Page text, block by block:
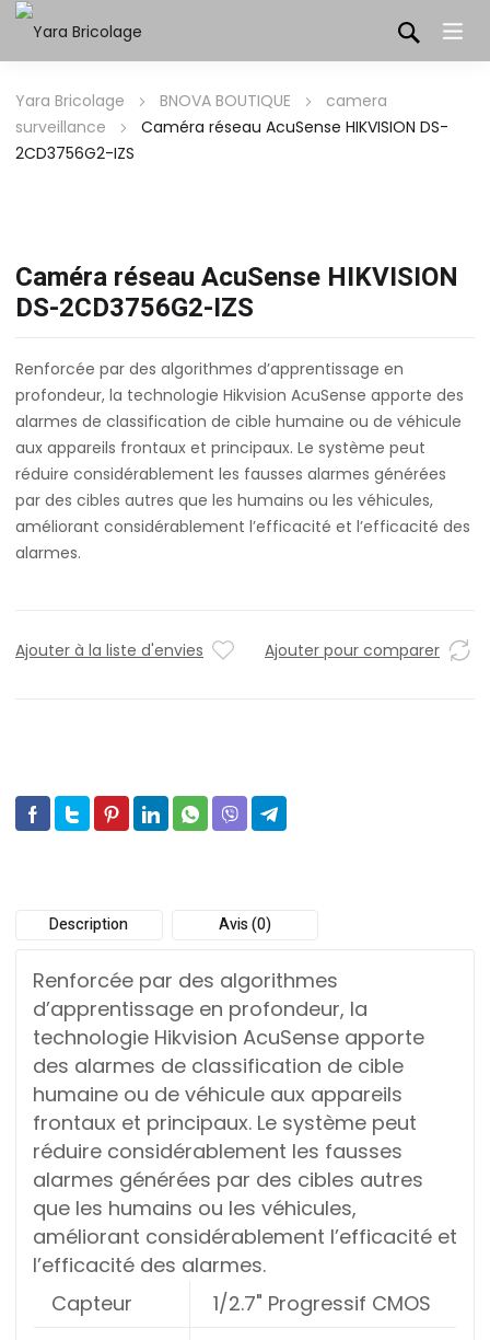
Yara Bricolage BNOVA BOUTIQUE
camera
surveillance
Caméra réseau AcuSense HIKVISION DS-
2CD3756G2-IZS
Caméra réseau AcuSense HIKVISION
DS-2CD3756G2-IZS
Renforcée par des algorithmes d’apprentissage en
profondeur, la technologie Hikvision AcuSense apporte des
alarmes de classification de cible humaine ou de véhicule
aux appareils frontaux et principaux. Le système peut
réduire considérablement les fausses alarmes générées
par des cibles autres que les humains ou les véhicules,
améliorant considérablement l’efficacité et l’efficacité des
alarmes.
Ajouter à la liste d'envies Ajouter pour comparer
Description Avis (0)
Renforcée par des algorithmes
d’apprentissage en profondeur, la
technologie Hikvision AcuSense apporte
des alarmes de classification de cible
humaine ou de véhicule aux appareils
frontaux et principaux. Le système peut
réduire considérablement les fausses
alarmes générées par des cibles autres
que les humains ou les véhicules,
améliorant considérablement l’efficacité et
l’efficacité des alarmes.
Capteur
1/2.7" Progressif CMOS